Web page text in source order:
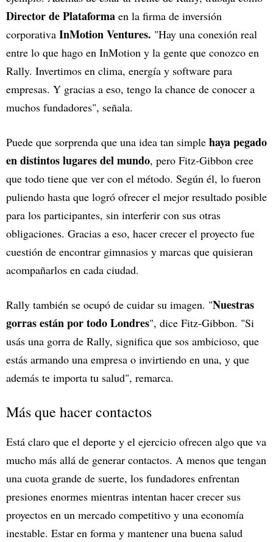
Director de Plataforma en la firma de inversión
corporativa InMotion Ventures. "Hay una conexión real
entre lo que hago en InMotion y la gente que conozco en
Rally. Invertimos en clima, energía y software para
empresas. Y gracias a eso, tengo la chance de conocer a
muchos fundadores", señala.
Puede que sorprenda que una idea tan simple haya pegado
en distintos lugares del mundo, pero Fitz-Gibbon cree
que todo tiene que ver con el método. Según él, lo fueron
puliendo hasta que logró ofrecer el mejor resultado posible
para los participantes, sin interferir con sus otras
obligaciones. Gracias a eso, hacer crecer el proyecto fue
cuestión de encontrar gimnasios y marcas que quisieran
acompañarlos en cada ciudad.
Rally también se ocupó de cuidar su imagen. "Nuestras
gorras están por todo Londres", dice Fitz-Gibbon. "Si
usás una gorra de Rally, significa que sos ambicioso, que
estás armando una empresa o invirtiendo en una, y que
además te importa tu salud", remarca.
Más que hacer contactos
Está claro que el deporte y el ejercicio ofrecen algo que va
mucho más allá de generar contactos. A menos que tengan
una cuota grande de suerte, los fundadores enfrentan
presiones enormes mientras intentan hacer crecer sus
proyectos en un mercado competitivo y una economía
inestable. Estar en forma y mantener una buena salud